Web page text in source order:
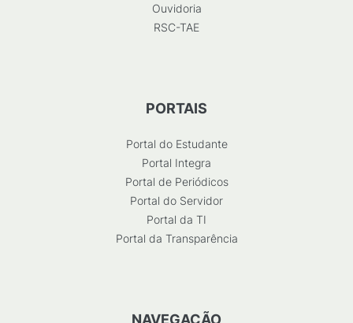
Ouvidoria
RSC-TAE
PORTAIS
Portal do Estudante
Portal Integra
Portal de Periódicos
Portal do Servidor
Portal da TI
Portal da Transparência
NAVEGAÇÃO